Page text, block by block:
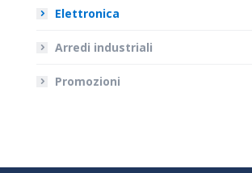
Elettronica
Arredi industriali
Promozioni